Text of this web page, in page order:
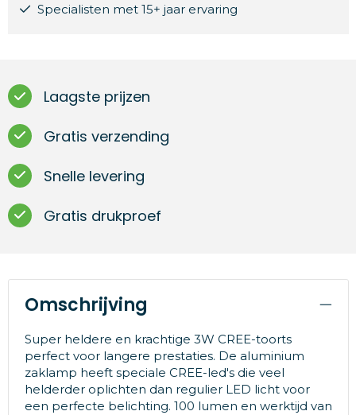
Specialisten met 15+ jaar ervaring
Laagste prijzen
Gratis verzending
Snelle levering
Gratis drukproef
Omschrijving
Super heldere en krachtige 3W CREE-toorts
perfect voor langere prestaties. De aluminium
zaklamp heeft speciale CREE-led's die veel
helderder oplichten dan regulier LED licht voor
een perfecte belichting. 100 lumen en werktijd van